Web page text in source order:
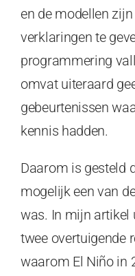
en de modellen
verklaringen te
programmering
omvat uiteraard
gebeurtenissen
kennis hadden.
Daarom is gesteld
mogelijk een van
was. In mijn artikel
twee overtuigende
waarom El Niño in